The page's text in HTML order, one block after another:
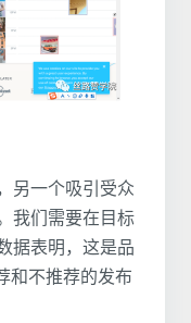
另一个吸引受众
我们需要在目标
据表明，这是品
和不推荐的发布